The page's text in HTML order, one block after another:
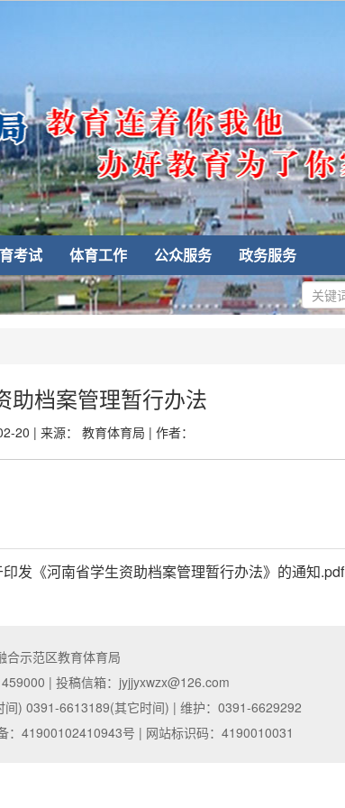
考试 体育工作 公众服务 政务服务
助档案管理暂行办法
20 | 来源： 教育体育局 | 作者：
发《河南省学生资助档案管理暂行办法》的通知.pdf
合示范区教育体育局
| 投稿信箱：jyjjyxwzx@126.com
) 0391-6613189(其它时间) | 维护：0391-6629292
：41900102410943号 | 网站标识码：4190010031